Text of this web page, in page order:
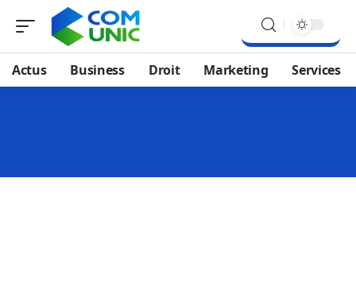
Actus Business Droit Marketing Services